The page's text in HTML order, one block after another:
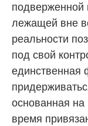
подверженной
лежащей вне
реальности
под свой
единственная
основанная
время